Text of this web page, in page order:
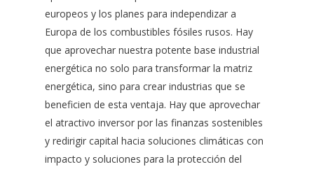
europeos y los planes para independizar a
Europa de los combustibles fósiles rusos. Hay
que aprovechar nuestra potente base industrial
energética no solo para transformar la matriz
energética, sino para crear industrias que se
beneficien de esta ventaja. Hay que aprovechar
el atractivo inversor por las finanzas sostenibles
y redirigir capital hacia soluciones climáticas con
impacto y soluciones para la protección del